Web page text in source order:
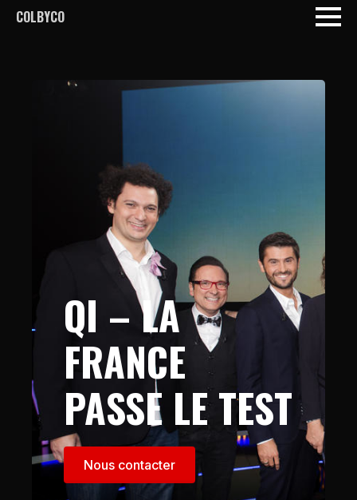
COLBYCO
QI – LA
FRANCE
PASSE LE TEST
Nous contacter